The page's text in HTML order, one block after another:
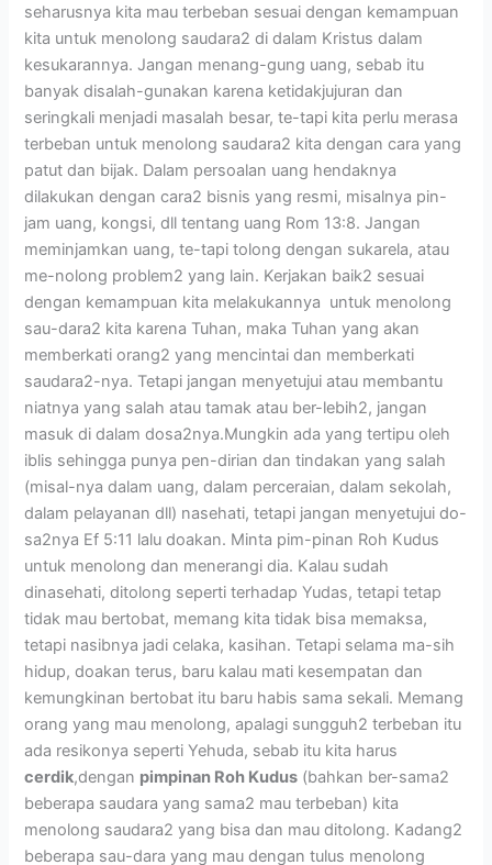
seharusnya kita mau terbeban sesuai dengan kemampuan
kita untuk menolong saudara2 di dalam Kristus dalam
kesukarannya. Jangan menang-gung uang, sebab itu
banyak disalah-gunakan karena ketidakjujuran dan
seringkali menjadi masalah besar, te-tapi kita perlu merasa
terbeban untuk menolong saudara2 kita dengan cara yang
patut dan bijak. Dalam persoalan uang hendaknya
dilakukan dengan cara2 bisnis yang resmi, misalnya pin-
jam uang, kongsi, dll tentang uang Rom 13:8. Jangan
meminjamkan uang, te-tapi tolong dengan sukarela, atau
me-nolong problem2 yang lain. Kerjakan baik2 sesuai
dengan kemampuan kita melakukannya untuk menolong
sau-dara2 kita karena Tuhan, maka Tuhan yang akan
memberkati orang2 yang mencintai dan memberkati
saudara2-nya. Tetapi jangan menyetujui atau membantu
niatnya yang salah atau tamak atau ber-lebih2, jangan
masuk di dalam dosa2nya.Mungkin ada yang tertipu oleh
iblis sehingga punya pen-dirian dan tindakan yang salah
(misal-nya dalam uang, dalam perceraian, dalam sekolah,
dalam pelayanan dll) nasehati, tetapi jangan menyetujui do-
sa2nya Ef 5:11 lalu doakan. Minta pim-pinan Roh Kudus
untuk menolong dan menerangi dia. Kalau sudah
dinasehati, ditolong seperti terhadap Yudas, tetapi tetap
tidak mau bertobat, memang kita tidak bisa memaksa,
tetapi nasibnya jadi celaka, kasihan. Tetapi selama ma-sih
hidup, doakan terus, baru kalau mati kesempatan dan
kemungkinan bertobat itu baru habis sama sekali. Memang
orang yang mau menolong, apalagi sungguh2 terbeban itu
ada resikonya seperti Yehuda, sebab itu kita harus
cerdik,dengan pimpinan Roh Kudus (bahkan ber-sama2
beberapa saudara yang sama2 mau terbeban) kita
menolong saudara2 yang bisa dan mau ditolong. Kadang2
beberapa sau-dara yang mau dengan tulus menolong